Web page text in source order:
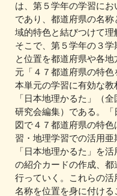
は、第５学年の学習に
であり、都道府県の名
域的特色と結びつけて理
そこで、第５学年の３
と位置を都道府県や各
元「４７都道府県の特色
本単元の学習に有効な
「日本地理かるた」（
研究会編集）である。
図で４７都道府県の特
習・地理学習での活用亜
「日本地理かるた」を
の紹介カードの作成、
行っていく。これらの
名称を位置を身に付ける